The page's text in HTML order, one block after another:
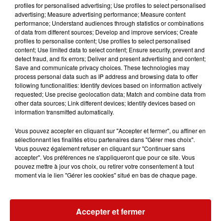
Entre midi et 13 heures, les pompiers spécialisés
montagne ont ensuite porté secours à un vététiste de
18 ans légèrement blessé près de l’auberge du Tanet-
Seestaedtle à Soultzeren, puis à une randonneuse de 64
ans souffrant d’une blessure à la cheville sur le chemin
Neuweg à Husseren-les-Châteaux. Tous deux ont été
transportés à l’hôpital Pasteur de Colmar.
Vers 13h15, une autre randonneuse de 63 ans a été
prise en charge sur les hauteurs de Soultzeren, près du
lac du Forlet. La victime présentait une suspicion de
fracture tibia-péroné ainsi qu’un traumatisme à la
cheville. Elle a été treuillée par hélicoptère avant d’être
profiles for personalised advertising; Use profiles to select personalised
advertising; Measure advertising performance; Measure content
performance; Understand audiences through statistics or combinations
of data from different sources; Develop and improve services; Create
profiles to personalise content; Use profiles to select personalised
content; Use limited data to select content; Ensure security, prevent and
detect fraud, and fix errors; Deliver and present advertising and content;
Save and communicate privacy choices. These technologies may
process personal data such as IP address and browsing data to offer
following functionalities: Identify devices based on information actively
requested; Use precise geolocation data; Match and combine data from
other data sources; Link different devices; Identify devices based on
information transmitted automatically.
Vous pouvez accepter en cliquant sur "Accepter et fermer", ou affiner en
sélectionnant les finalités et/ou partenaires dans "Gérer mes choix".
Vous pouvez également refuser en cliquant sur "Continuer sans
accepter". Vos préférences ne s'appliqueront que pour ce site. Vous
pouvez mettre à jour vos choix, ou retirer votre consentement à tout
moment via le lien "Gérer les cookies" situé en bas de chaque page.
Accepter et fermer